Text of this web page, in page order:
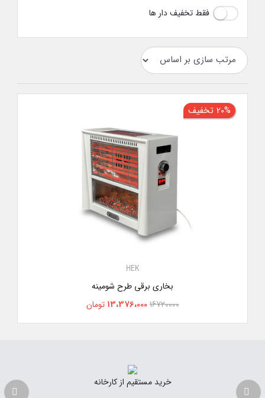
فقط تخفیف دار ها
20% تخفیف
HEK
بخاری برقی طرح شومینه
1672000013،376،000 تومان
خرید مستقیم از کارخانه